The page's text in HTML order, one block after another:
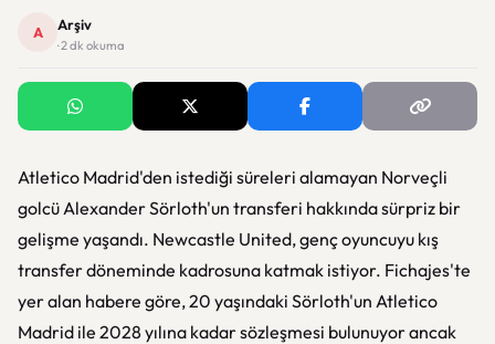
A Arşiv
· 2 dk okuma
Atletico Madrid'den istediği süreleri alamayan Norveçli
golcü Alexander Sörloth'un transferi hakkında sürpriz bir
gelişme yaşandı. Newcastle United, genç oyuncuyu kış
transfer döneminde kadrosuna katmak istiyor. Fichajes'te
yer alan habere göre, 20 yaşındaki Sörloth'un Atletico
Madrid ile 2028 yılına kadar sözleşmesi bulunuyor ancak